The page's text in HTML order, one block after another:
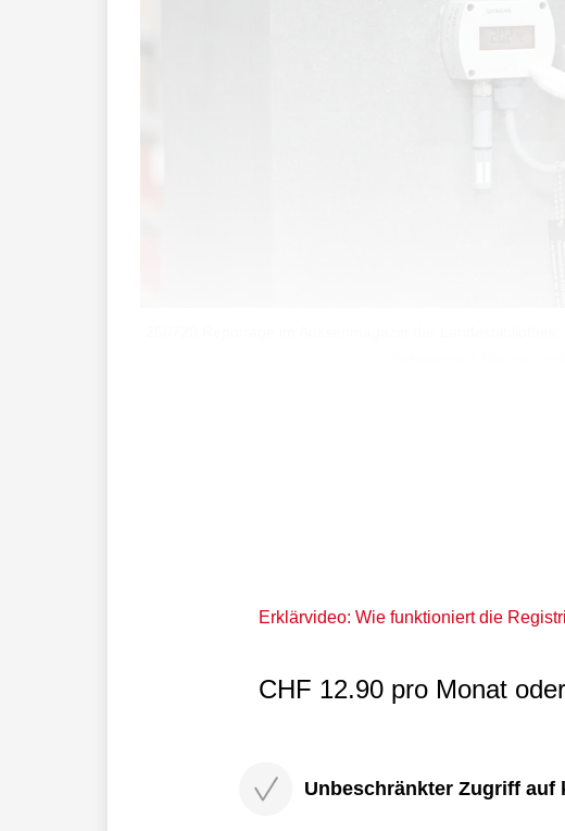
Erklärvideo: Wie funktioniert die
CHF 12.90 pro Monat
Unbeschränkter Zugriff